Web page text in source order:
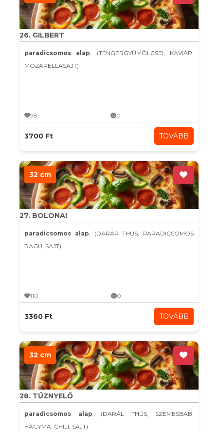
26. GILBERT
paradicsomos alap, (TENGERGYÜMÖLCSEI, KAVIÁR,
MOZARELLASAJT)
98 0
3700 Ft TOVÁBB
32 cm
27. BOLONAI
paradicsomos alap, (DARÁR THÚS, PARADICSOMOS
RAGU, SAJT)
110 0
3360 Ft TOVÁBB
32 cm
28. TŰZNYELŐ
paradicsomos alap, (DARÁL THÚS, SZEMESBAB,
HAGYMA, CHILI, SAJT)